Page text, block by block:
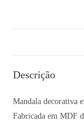
Descrição
Mandala decorativa
Fabricada em MDF